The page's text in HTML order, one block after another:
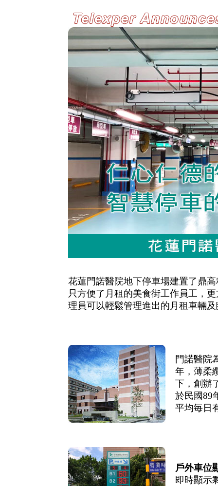
花蓮門諾醫院地下停車場建置了鼎
只方便了月租的美食街工作員工，
理員可以輕鬆管理進出的月租車輛
門諾醫院
年，薄柔
下，創辦
於民國89
平均毎日
戶外車位
即時顯示